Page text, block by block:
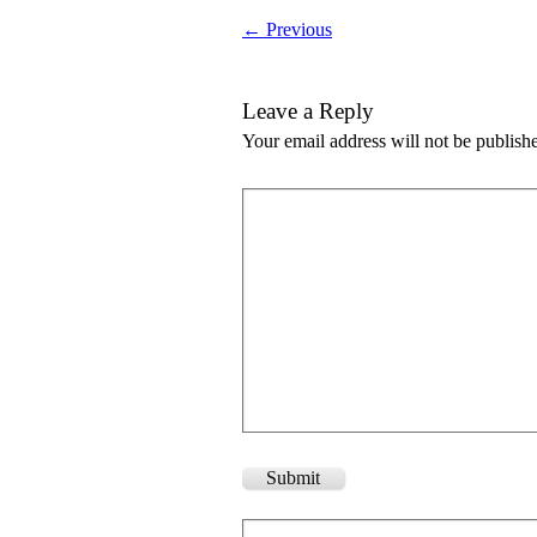
← Previous
Leave a Reply
Your email address will not be
Submit